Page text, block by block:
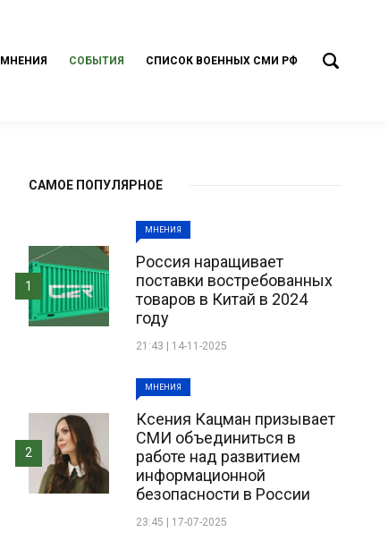
МНЕНИЯ СОБЫТИЯ СПИСОК ВОЕННЫХ СМИ РФ
САМОЕ ПОПУЛЯРНОЕ
МНЕНИЯ
Россия наращивает
поставки востребованных
товаров в Китай в 2024
году
21:43 | 14-11-2025
1
МНЕНИЯ
Ксения Кацман призывает
СМИ объединиться в
работе над развитием
информационной
безопасности в России
23:45 | 17-07-2025
2